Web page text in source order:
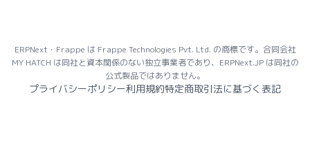
ERPNext・Frappe は Frappe Technologies Pvt. Ltd. の商標です。合同会社
MY HATCH は同社と資本関係のない独立事業者であり、ERPNext.JP は同社の
公式製品ではありません。
プライバシーポリシー利用規約特定商取引法に基づく表記